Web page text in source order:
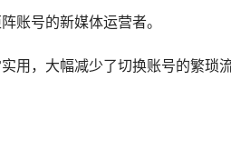
账号的新媒体运营者。
用，大幅减少了切换账号的繁琐流